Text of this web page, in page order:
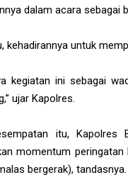
dalam acara sebagai
kehadirannya untuk
kegiatan ini sebagai
ujar Kapolres.
itu, Kapolres
momentum
bergerak), tandasnya.